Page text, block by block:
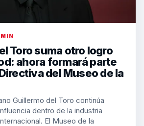
Toro suma otro logro
ahora formará parte
del Museo de la
Guillermo del Toro continúa
dentro de la industria
El Museo de la